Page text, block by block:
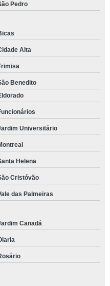
Pedro
Alta
Benedito
Universitário
Helena
Cristóvão
das Palmeiras
Canadá